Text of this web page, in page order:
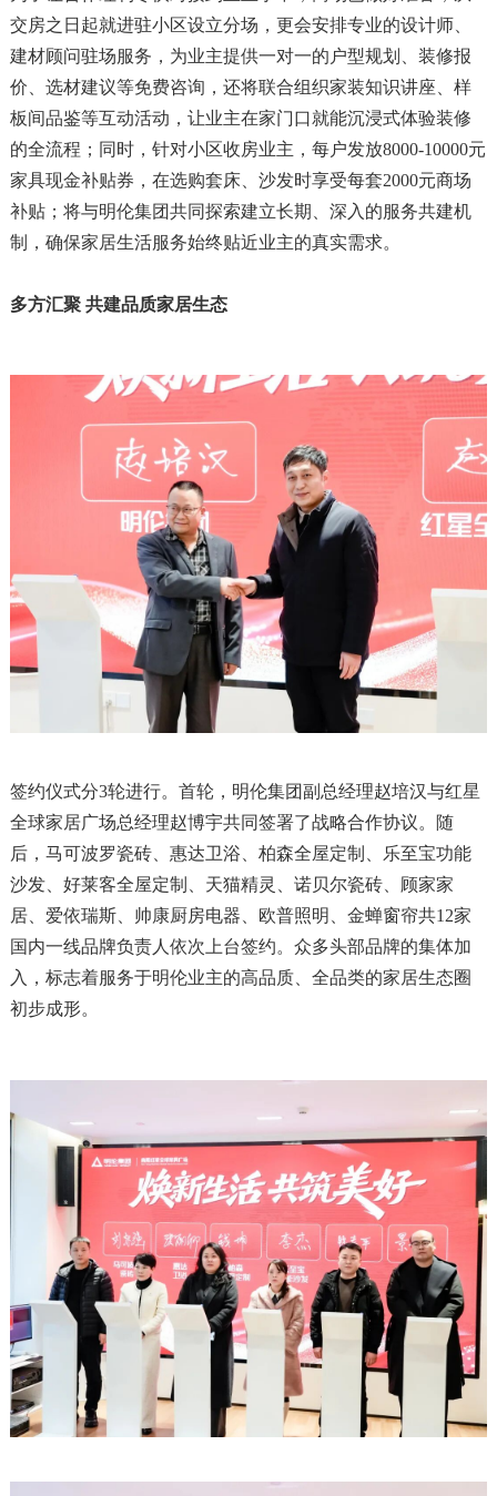
交房之日起就进驻小区设立分场，更会安排专业的设计师、
建材顾问驻场服务，为业主提供一对一的户型规划、装修报
价、选材建议等免费咨询，还将联合组织家装知识讲座、样
板间品鉴等互动活动，让业主在家门口就能沉浸式体验装修
的全流程；同时，针对小区收房业主，每户发放8000-10000元
家具现金补贴券，在选购套床、沙发时享受每套2000元商场
补贴；将与明伦集团共同探索建立长期、深入的服务共建机
制，确保家居生活服务始终贴近业主的真实需求。
多方汇聚 共建品质家居生态
签约仪式分3轮进行。首轮，明伦集团副总经理赵培汉与红星
全球家居广场总经理赵博宇共同签署了战略合作协议。随
后，马可波罗瓷砖、惠达卫浴、柏森全屋定制、乐至宝功能
沙发、好莱客全屋定制、天猫精灵、诺贝尔瓷砖、顾家家
居、爱依瑞斯、帅康厨房电器、欧普照明、金蝉窗帘共12家
国内一线品牌负责人依次上台签约。众多头部品牌的集体加
入，标志着服务于明伦业主的高品质、全品类的家居生态圈
初步成形。